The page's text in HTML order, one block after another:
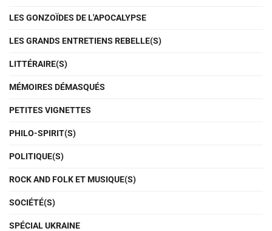
LES GONZOÏDES DE L'APOCALYPSE
LES GRANDS ENTRETIENS REBELLE(S)
LITTÉRAIRE(S)
MÉMOIRES DÉMASQUÉS
PETITES VIGNETTES
PHILO-SPIRIT(S)
POLITIQUE(S)
ROCK AND FOLK ET MUSIQUE(S)
SOCIÉTÉ(S)
SPÉCIAL UKRAINE